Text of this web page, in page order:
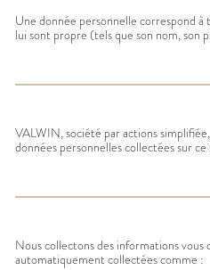
Homme
Visage
Une donnée personnelle correspond
lui sont propre (tels que son nom, son
VALWIN, société par actions
données personnelles collectées sur
Nous collectons des informations
automatiquement collectées comme :